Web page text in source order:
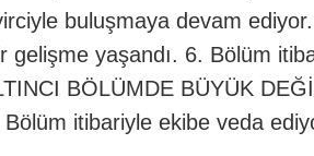
buluşmaya devam
gelişme yaşandı. 6. Bölüm
BÖLÜMDE BÜYÜK
Bölüm itibariyle ekibe veda